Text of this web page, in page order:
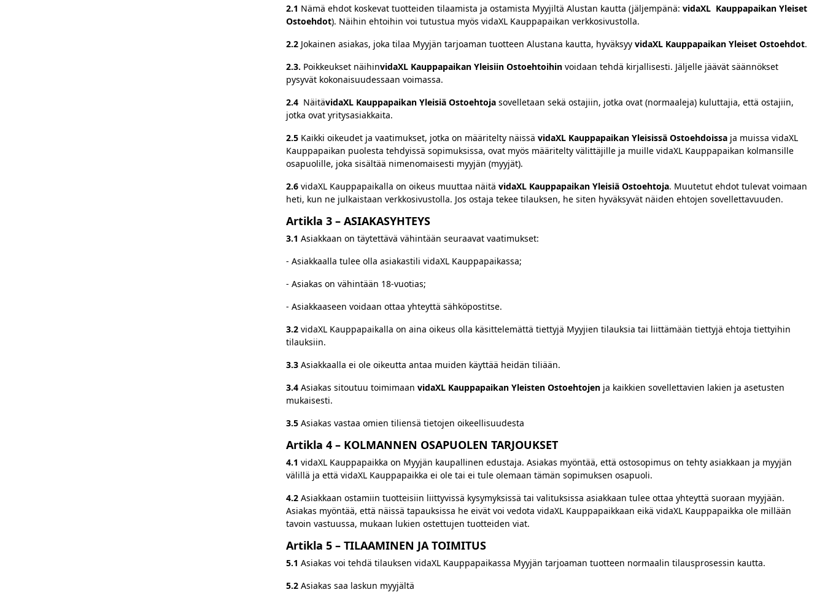
2.1 Nämä ehdot koskevat tuotteiden tilaamista ja ostamista Myyjiltä Alustan kautta (jäljempänä: vidaXL Kauppapaikan Yleiset
Ostoehdot). Näihin ehtoihin voi tutustua myös vidaXL Kauppapaikan verkkosivustolla.
2.2 Jokainen asiakas, joka tilaa Myyjän tarjoaman tuotteen Alustana kautta, hyväksyy vidaXL Kauppapaikan Yleiset Ostoehdot.
2.3. Poikkeukset näihinvidaXL Kauppapaikan Yleisiin Ostoehtoihin voidaan tehdä kirjallisesti. Jäljelle jäävät säännökset
pysyvät kokonaisuudessaan voimassa.
2.4 NäitävidaXL Kauppapaikan Yleisiä Ostoehtoja sovelletaan sekä ostajiin, jotka ovat (normaaleja) kuluttajia, että ostajiin,
jotka ovat yritysasiakkaita.
2.5 Kaikki oikeudet ja vaatimukset, jotka on määritelty näissä vidaXL Kauppapaikan Yleisissä Ostoehdoissa ja muissa vidaXL
Kauppapaikan puolesta tehdyissä sopimuksissa, ovat myös määritelty välittäjille ja muille vidaXL Kauppapaikan kolmansille
osapuolille, joka sisältää nimenomaisesti myyjän (myyjät).
2.6 vidaXL Kauppapaikalla on oikeus muuttaa näitä vidaXL Kauppapaikan Yleisiä Ostoehtoja. Muutetut ehdot tulevat voimaan
heti, kun ne julkaistaan verkkosivustolla. Jos ostaja tekee tilauksen, he siten hyväksyvät näiden ehtojen sovellettavuuden.
Artikla 3 – ASIAKASYHTEYS
3.1 Asiakkaan on täytettävä vähintään seuraavat vaatimukset:
- Asiakkaalla tulee olla asiakastili vidaXL Kauppapaikassa;
- Asiakas on vähintään 18-vuotias;
- Asiakkaaseen voidaan ottaa yhteyttä sähköpostitse.
3.2 vidaXL Kauppapaikalla on aina oikeus olla käsittelemättä tiettyjä Myyjien tilauksia tai liittämään tiettyjä ehtoja tiettyihin
tilauksiin.
3.3 Asiakkaalla ei ole oikeutta antaa muiden käyttää heidän tiliään.
3.4 Asiakas sitoutuu toimimaan vidaXL Kauppapaikan Yleisten Ostoehtojen ja kaikkien sovellettavien lakien ja asetusten
mukaisesti.
3.5 Asiakas vastaa omien tiliensä tietojen oikeellisuudesta
Artikla 4 – KOLMANNEN OSAPUOLEN TARJOUKSET
4.1 vidaXL Kauppapaikka on Myyjän kaupallinen edustaja. Asiakas myöntää, että ostosopimus on tehty asiakkaan ja myyjän
välillä ja että vidaXL Kauppapaikka ei ole tai ei tule olemaan tämän sopimuksen osapuoli.
4.2 Asiakkaan ostamiin tuotteisiin liittyvissä kysymyksissä tai valituksissa asiakkaan tulee ottaa yhteyttä suoraan myyjään.
Asiakas myöntää, että näissä tapauksissa he eivät voi vedota vidaXL Kauppapaikkaan eikä vidaXL Kauppapaikka ole millään
tavoin vastuussa, mukaan lukien ostettujen tuotteiden viat.
Artikla 5 – TILAAMINEN JA TOIMITUS
5.1 Asiakas voi tehdä tilauksen vidaXL Kauppapaikassa Myyjän tarjoaman tuotteen normaalin tilausprosessin kautta.
5.2 Asiakas saa laskun myyjältä